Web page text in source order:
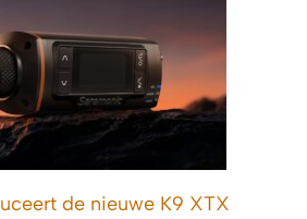
de nieuwe K9 XTX